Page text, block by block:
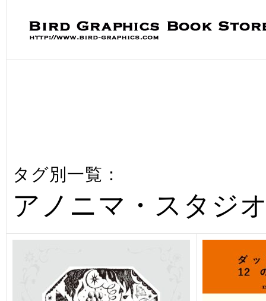
タグ別一覧：
アノニマ・スタジ